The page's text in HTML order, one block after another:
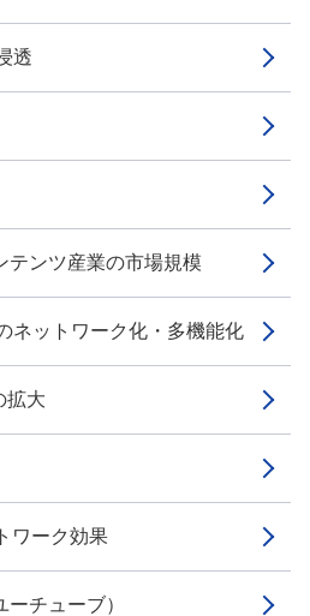
透
テンツ産業の市場規模
ネットワーク化・多機能化
拡大
ワーク効果
チューブ）